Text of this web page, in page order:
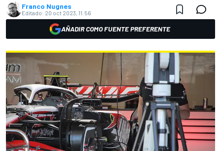
Franco Nugnes
Editado: 20 oct 2023, 11:56
AÑADIR COMO FUENTE PREFERENTE